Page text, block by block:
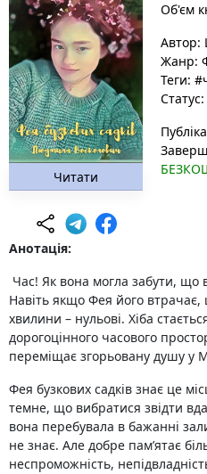
Читати
Об'єм
Автор:
Жанр:
Теги:
Статус:
Анотація:
Час! Як вона могла забути, що
Навіть якщо Фея його втрачає,
хвилини – нульові. Хіба
дорогоцінного часового
переміщає згорьовану душу у
Фея бузкових садків знає це
темне, що вибратися звідти
вона перебувала в бажанні
не знає. Але добре пам’ятає
неспроможність,